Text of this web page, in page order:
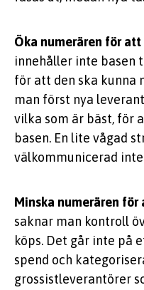
Öka numerären för att
innehåller inte
för att den ska kunna
man först nya
vilka som är bäst, för
basen. En lite vågad
välkommunicerad
Minska numerären för
saknar man kontroll
köps. Det går inte på
spend och
grossistleverantörer